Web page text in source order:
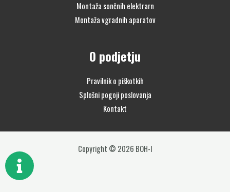
Montaža sončnih elektrarn
Montaža vgradnih aparatov
O podjetju
Pravilnik o piškotkih
Splošni pogoji poslovanja
Kontakt
Copyright © 2026 BOH-I